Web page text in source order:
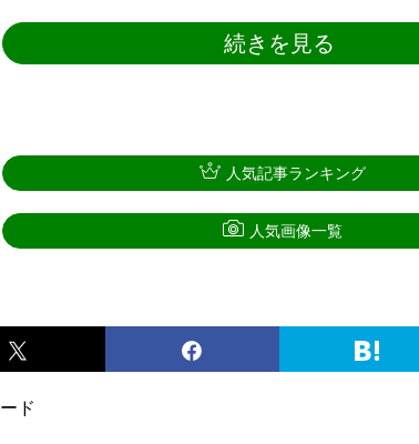
続きを見る
ド
人気記事ランキング
人気画像一覧